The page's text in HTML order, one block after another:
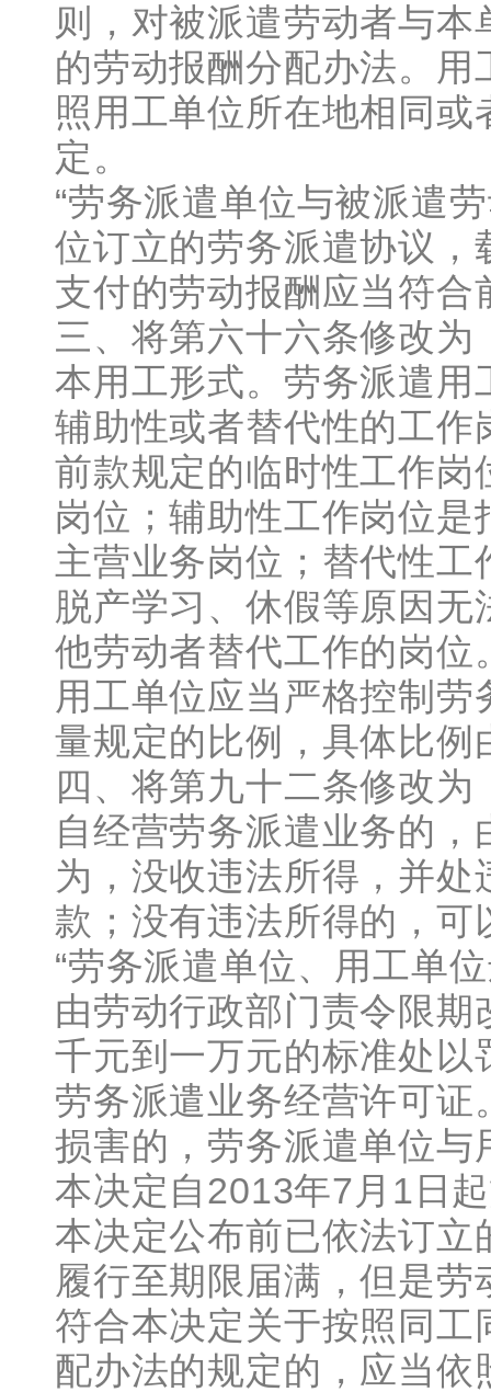
则，对被派遣劳动者与
的劳动报酬分配办法。
照用工单位所在地相同
定。
“劳务派遣单位与被派遣
位订立的劳务派遣协议
支付的劳动报酬应当符合
三、将第六十六条修改为
本用工形式。劳务派遣
辅助性或者替代性的工作
前款规定的临时性工作
岗位；辅助性工作岗位
主营业务岗位；替代性
脱产学习、休假等原因
他劳动者替代工作的岗位
用工单位应当严格控制
量规定的比例，具体比
四、将第九十二条修改为
自经营劳务派遣业务的
为，没收违法所得，并
款；没有违法所得的，
“劳务派遣单位、用工单
由劳动行政部门责令限
千元到一万元的标准处
劳务派遣业务经营许可
损害的，劳务派遣单位与
本决定自2013年7月1日
本决定公布前已依法订
履行至期限届满，但是
符合本决定关于按照同
配办法的规定的，应当